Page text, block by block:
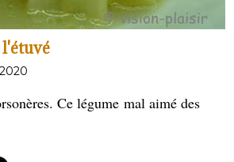
Ce légume mal aimé des